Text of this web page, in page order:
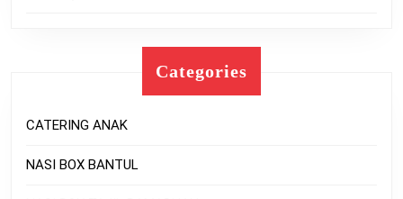
Categories
CATERING ANAK
NASI BOX BANTUL